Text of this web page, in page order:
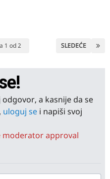
SLEDEĆE
1 od 2
a kasnije da se
uloguj se i napiši svoj
approval